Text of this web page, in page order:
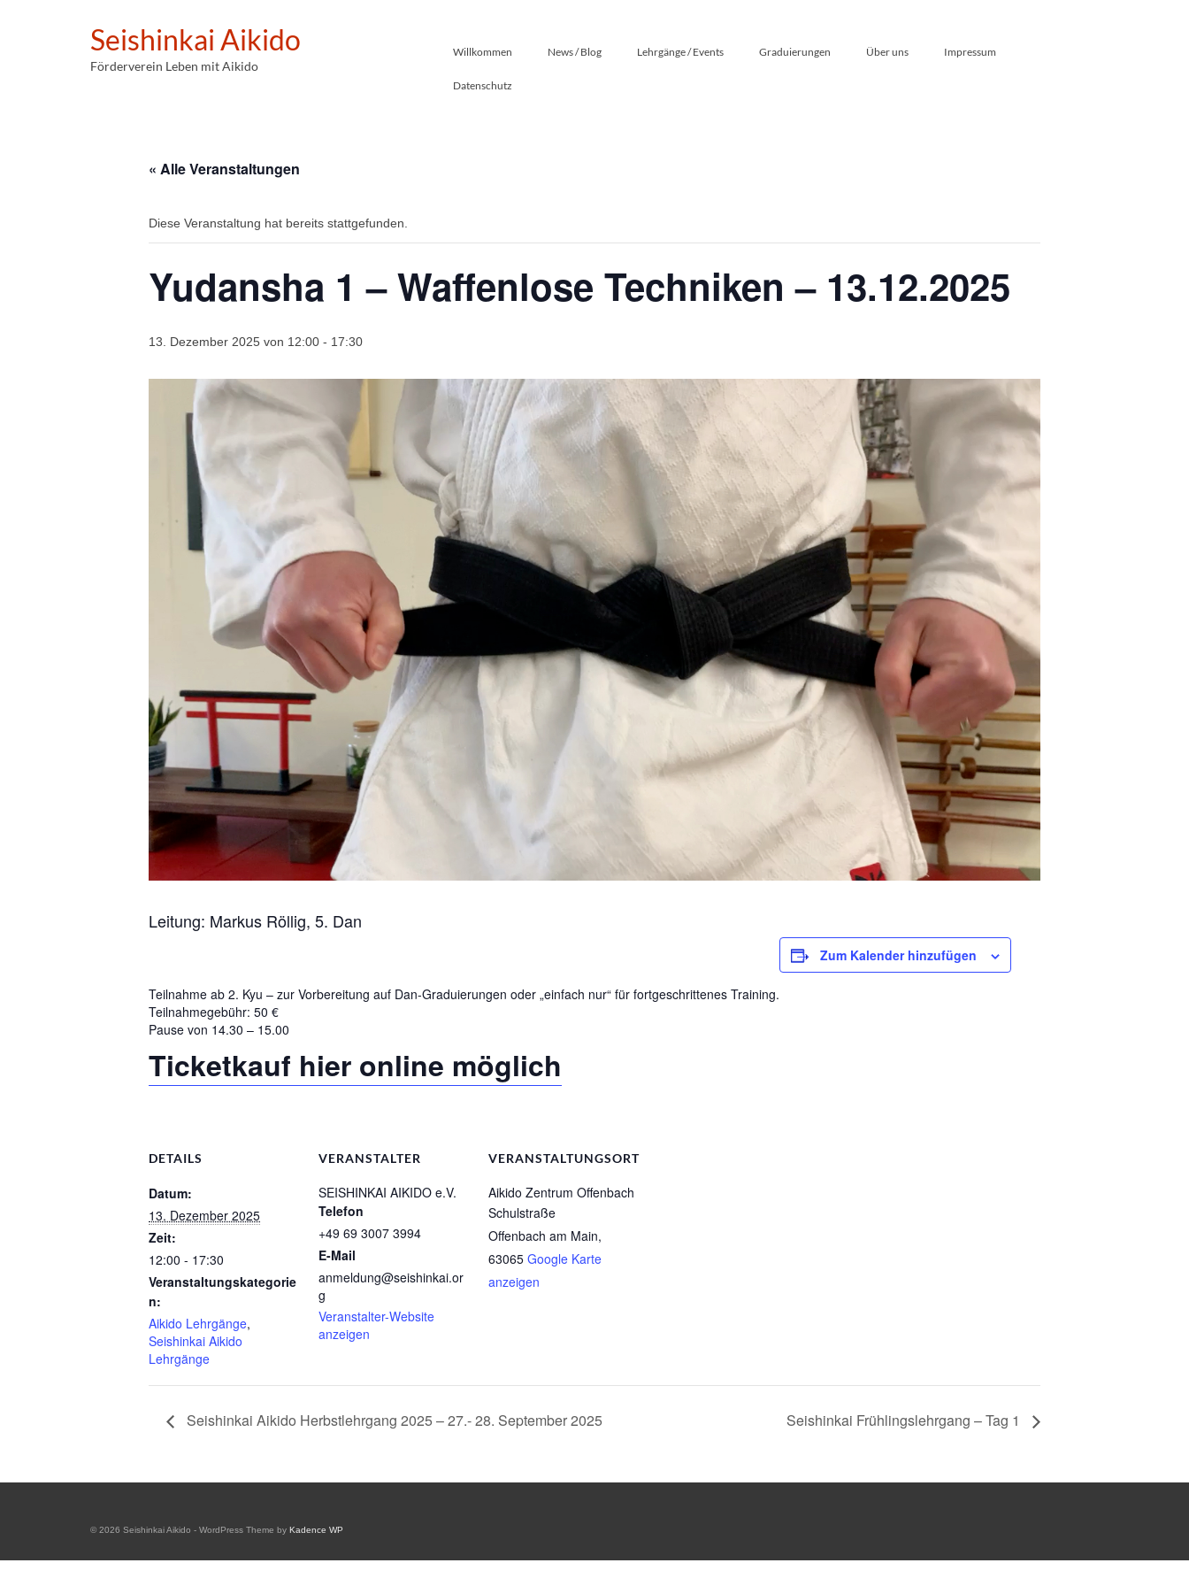
Seishinkai Aikido
Förderverein Leben mit Aikido
Willkommen News / Blog Lehrgänge / Events Graduierungen Über uns Impressum
Datenschutz
« Alle Veranstaltungen
Diese Veranstaltung hat bereits stattgefunden.
Yudansha 1 – Waffenlose Techniken – 13.12.2025
13. Dezember 2025 von 12:00 - 17:30
Leitung: Markus Röllig, 5. Dan
Teilnahme ab 2. Kyu – zur Vorbereitung auf Dan-Graduierungen oder „einfach nur“ für fortgeschrittenes Training.
Teilnahmegebühr: 50 €
Pause von 14.30 – 15.00
Ticketkauf hier online möglich
Zum Kalender hinzufügen
DETAILS
Datum:
13. Dezember 2025
Zeit:
12:00 - 17:30
Veranstaltungskategorie
n:
Aikido Lehrgänge,
Seishinkai Aikido
Lehrgänge
VERANSTALTER
SEISHINKAI AIKIDO e.V.
Telefon
+49 69 3007 3994
E-Mail
anmeldung@seishinkai.or
g
Veranstalter-Website
anzeigen
VERANSTALTUNGSORT
Aikido Zentrum Offenbach
Schulstraße
Offenbach am Main,
63065 Google Karte
anzeigen
Seishinkai Aikido Herbstlehrgang 2025 – 27.- 28. September 2025 Seishinkai Frühlingslehrgang – Tag 1
© 2026 Seishinkai Aikido - WordPress Theme by Kadence WP